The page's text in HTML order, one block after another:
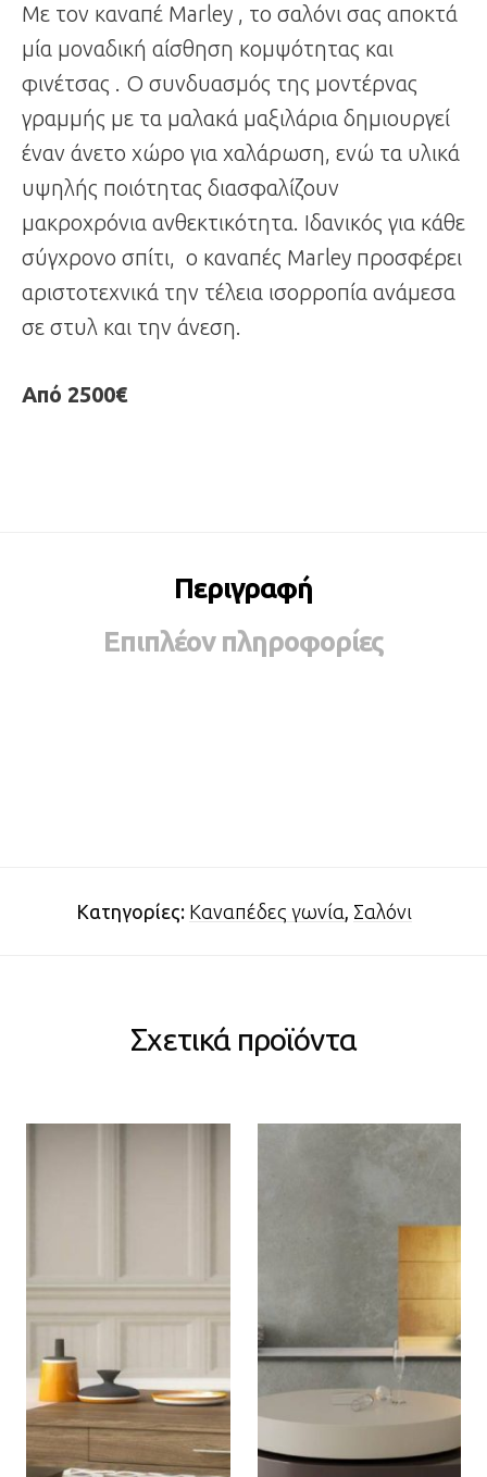
Με τον καναπέ Marley , το σαλόνι σας αποκτά
μία μοναδική αίσθηση κομψότητας και
φινέτσας . Ο συνδυασμός της μοντέρνας
γραμμής με τα μαλακά μαξιλάρια δημιουργεί
έναν άνετο χώρο για χαλάρωση, ενώ τα υλικά
υψηλής ποιότητας διασφαλίζουν
μακροχρόνια ανθεκτικότητα. Ιδανικός για κάθε
σύγχρονο σπίτι, ο καναπές Marley προσφέρει
αριστοτεχνικά την τέλεια ισορροπία ανάμεσα
σε στυλ και την άνεση.
Από 2500€
Περιγραφή
Επιπλέον πληροφορίες
Κατηγορίες: Καναπέδες γωνία, Σαλόνι
Σχετικά προϊόντα